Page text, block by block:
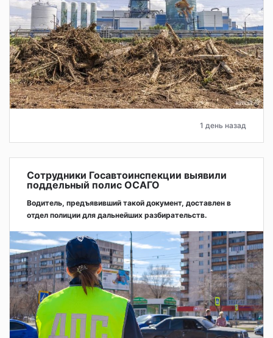
1 день назад
Сотрудники Госавтоинспекции выявили
поддельный полис ОСАГО
Водитель, предъявивший такой документ, доставлен в
отдел полиции для дальнейших разбирательств.